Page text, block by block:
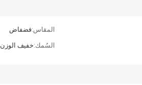
المقاس:فضفاض
السُمك:خفيف الوزن